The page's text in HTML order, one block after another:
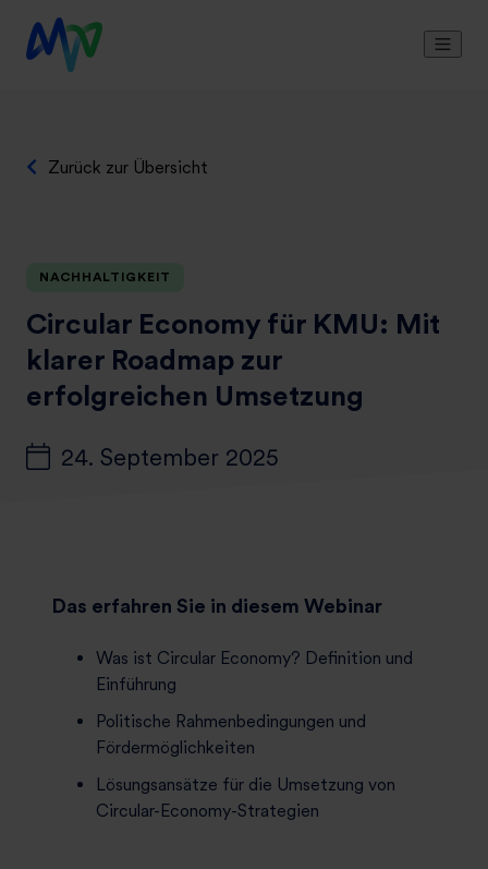
Zurück zur Übersicht
NACHHALTIGKEIT
Circular Economy für KMU: Mit
klarer Roadmap zur
erfolgreichen Umsetzung
24. September 2025
Das erfahren Sie in diesem Webinar
Was ist Circular Economy? Definition und
Einführung
Politische Rahmenbedingungen und
Fördermöglichkeiten
Lösungsansätze für die Umsetzung von
Circular-Economy-Strategien